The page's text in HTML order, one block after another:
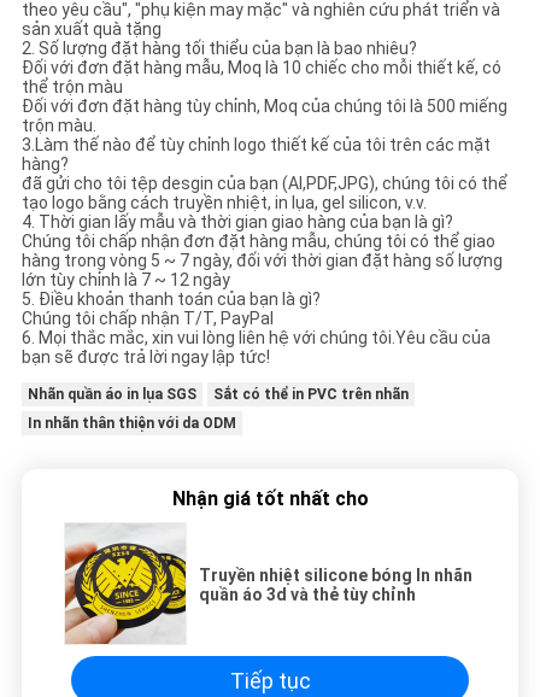
theo yêu cầu", "phụ kiện may mặc" và nghiên cứu phát triển và
sản xuất quà tặng
2. Số lượng đặt hàng tối thiểu của bạn là bao nhiêu?
Đối với đơn đặt hàng mẫu, Moq là 10 chiếc cho mỗi thiết kế, có
thể trộn màu
Đối với đơn đặt hàng tùy chỉnh, Moq của chúng tôi là 500 miếng
trộn màu.
3.Làm thế nào để tùy chỉnh logo thiết kế của tôi trên các mặt
hàng?
đã gửi cho tôi tệp desgin của bạn (AI,PDF,JPG), chúng tôi có thể
tạo logo bằng cách truyền nhiệt, in lụa, gel silicon, v.v.
4. Thời gian lấy mẫu và thời gian giao hàng của bạn là gì?
Chúng tôi chấp nhận đơn đặt hàng mẫu, chúng tôi có thể giao
hàng trong vòng 5 ~ 7 ngày, đối với thời gian đặt hàng số lượng
lớn tùy chỉnh là 7 ~ 12 ngày
5. Điều khoản thanh toán của bạn là gì?
Chúng tôi chấp nhận T/T, PayPal
6. Mọi thắc mắc, xin vui lòng liên hệ với chúng tôi.Yêu cầu của
bạn sẽ được trả lời ngay lập tức!
Nhãn quần áo in lụa SGS
Sắt có thể in PVC trên nhãn
In nhãn thân thiện với da ODM
Nhận giá tốt nhất cho
Truyền nhiệt silicone bóng In nhãn
quần áo 3d và thẻ tùy chỉnh
Tiếp tục